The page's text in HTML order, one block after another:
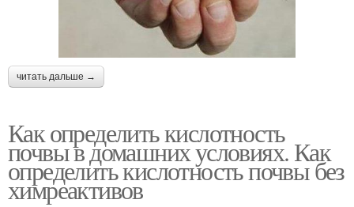
читать дальше →
Как определить кислотность
почвы в домашних условиях. Как
определить кислотность почвы без
химреактивов